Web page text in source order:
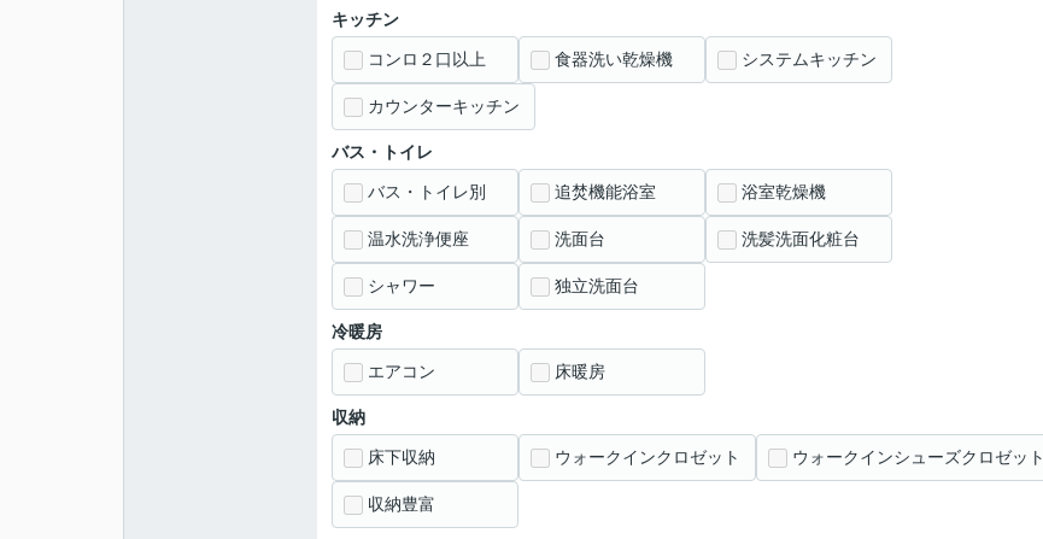
キッチン
コンロ２口以上 食器洗い乾燥機 システムキッチン
カウンターキッチン
バス・トイレ
バス・トイレ別 追焚機能浴室 浴室乾燥機
温水洗浄便座 洗面台 洗髪洗面化粧台
シャワー 独立洗面台
冷暖房
エアコン 床暖房
収納
床下収納 ウォークインクロゼット ウォークインシューズクロゼット
収納豊富